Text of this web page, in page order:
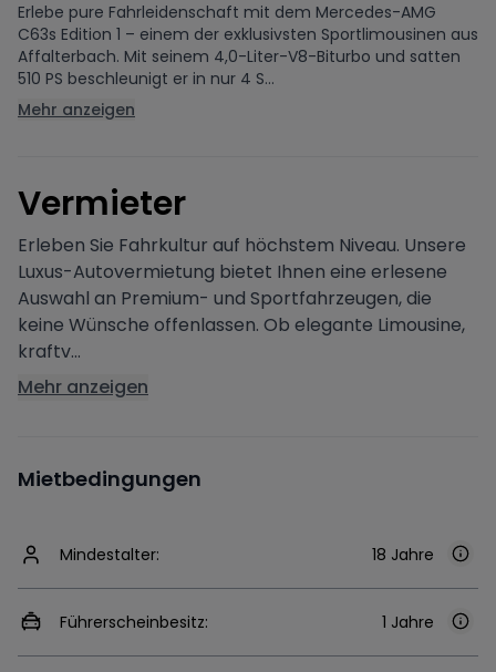
Erlebe pure Fahrleidenschaft mit dem Mercedes-AMG
C63s Edition 1 – einem der exklusivsten Sportlimousinen aus
Affalterbach. Mit seinem 4,0-Liter-V8-Biturbo und satten
510 PS beschleunigt er in nur 4 S...
Mehr anzeigen
Vermieter
Erleben Sie Fahrkultur auf höchstem Niveau. Unsere
Luxus-Autovermietung bietet Ihnen eine erlesene
Auswahl an Premium- und Sportfahrzeugen, die
keine Wünsche offenlassen. Ob elegante Limousine,
kraftv...
Mehr anzeigen
Mietbedingungen
Mindestalter: 18 Jahre
Führerscheinbesitz: 1 Jahre